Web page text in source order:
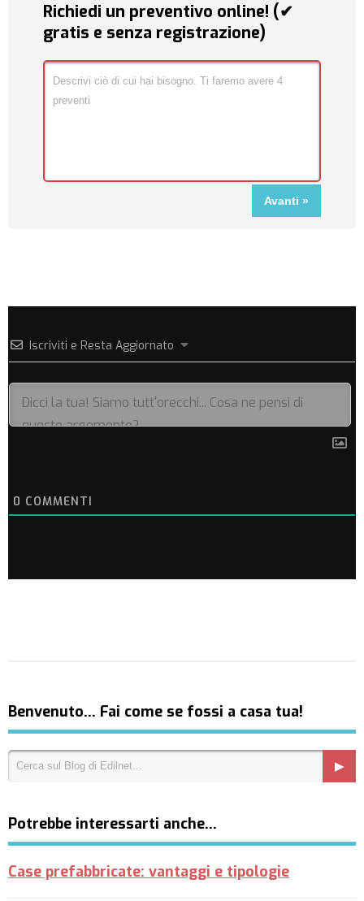
Richiedi un preventivo online! (✔
gratis e senza registrazione)
Iscriviti e Resta Aggiornato
0 COMMENTI
Benvenuto… Fai come se fossi a casa tua!
Potrebbe interessarti anche…
Case prefabbricate: vantaggi e tipologie